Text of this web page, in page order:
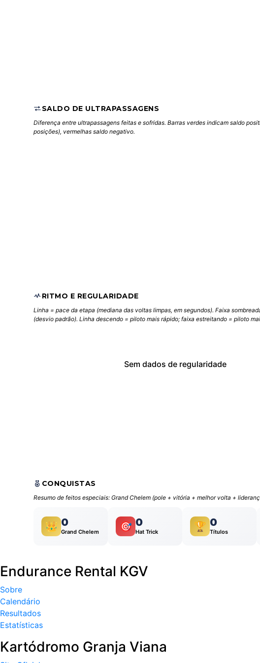
SALDO DE ULTRAPASSAGENS
Diferença entre ultrapassagens feitas e sofridas. Barras verdes indicam saldo
posições), vermelhas saldo negativo.
RITMO E REGULARIDADE
Linha = pace da etapa (mediana das voltas limpas, em segundos). Faixa
(desvio padrão). Linha descendo = piloto mais rápido; faixa estreitando = piloto
Sem dados de regularidade
CONQUISTAS
Resumo de feitos especiais: Grand Chelem (pole + vitória + melhor volta +
👑 0
Grand Chelem 🎯 0
Hat Trick 🏆 0
Títulos
Endurance Rental KGV
Sobre
Calendário
Resultados
Estatísticas
Kartódromo Granja Viana